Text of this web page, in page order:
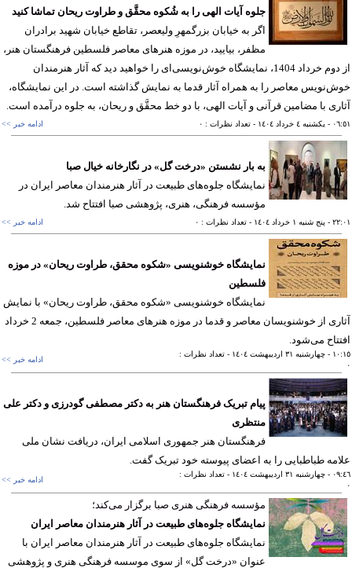
جلوه آیات الهی را به شُکوه محقَّق و طراوت ریحان تماشا کنید
اگر به خیابان بزرگمهرِ ولیعصر، تقاطع خیابان شهید برادران
مظفر، بیایید، در موزه هنرهای معاصر فلسطین فرهنگستان هنر،
از دوم خرداد 1404، نمایشگاه خوش‌نویسی‌ای را خواهید دید که آثار هنرمندان
معاصر را به همراه آثار قدما به نمایش گذاشته است. در این نمایشگاه،
با مضامین قرآنی و آیات الهی، با دو خط محقَّق و ریحان، به جلوه درآمده است.
- يکشنبه ٤ خرداد ١٤٠٤ - تعداد نظرات : ٠ ادامه خبر >>
به بار نشستن «درخت گل» در نگارخانه خیال صبا
نمایشگاه جلوه‌های طبیعت در آثار هنرمندان معاصر ایران در
مؤسسه فرهنگی، هنری، پژوهشی صبا افتتاح شد.
- پنج شنبه ١ خرداد ١٤٠٤ - تعداد نظرات : ٠ ادامه خبر >>
نمایشگاه خوشنویسی «شکوه محقق، طراوت ریحان» در موزه
فلسطین
نمایشگاه خوشنویسی «شکوه محقق، طراوت ریحان» با نمایش
آثاری از خوشنویسان معاصر و قدما در موزه هنرهای معاصر فلسطین، جمعه 2 خرداد
می‌شود.
- چهارشنبه ٣١ ارديبهشت ١٤٠٤ - تعداد نظرات :
ادامه خبر >>
پیام تبریک فرهنگستان هنر به دکتر مصطفی گودرزی و دکتر علی
منتظری
فرهنگستان هنر جمهوری اسلامی ایران، دریافت نشان ملی
طباطبایی را به اعضای پیوسته خود تبریک گفت.
- چهارشنبه ٣١ ارديبهشت ١٤٠٤ - تعداد نظرات :
ادامه خبر >>
مؤسسه فرهنگی هنری صبا برگزار می‌کند؛
نمایشگاه جلوه‌های طبیعت در آثار هنرمندان معاصر ایران
نمایشگاه جلوه‌های طبیعت در آثار هنرمندان معاصر ایران با
عنوان «درخت گل» از سوی موسسه فرهنگی هنری و پژوهشی